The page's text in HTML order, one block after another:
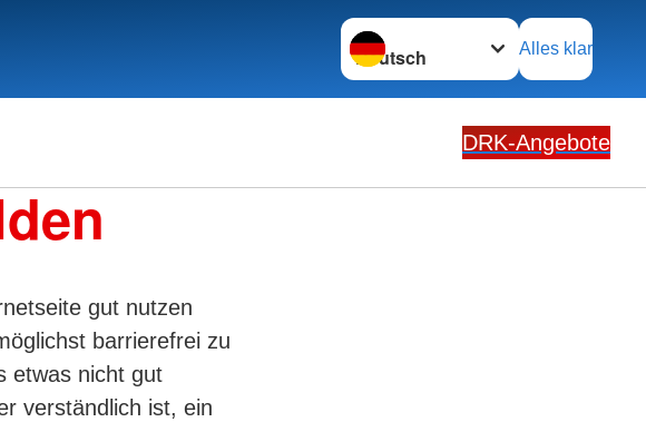
Sprache wechseln zu
Alles klar
DRK-Angebote
gut nutzen
barrierefrei zu
etwas nicht gut
verständlich ist, ein